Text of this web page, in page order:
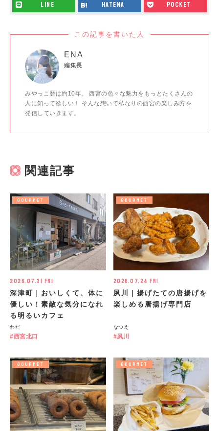
line hatena pocket
この記事を書いた人
ENA
編集長
みやっこ歴は約10年。 西宮の色々な魅力をもっとたくさんの
人に知って欲しい！ そんな想いで私なりの西宮の楽しみ方を
発信していきます。
関連記事
GOURMET
2026.07.31 Fri
深津町｜おいしくて、体に
優しい！素敵な気分になれ
る明るいカフェ
わだ
西宮北口
GOURMET
2026.07.24 Fri
夙川｜揚げたての唐揚げを
楽しめる唐揚げ専門店
なつえ
夙川
GOURMET GOURMET